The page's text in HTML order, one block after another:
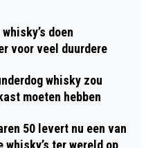
doen
voor veel duurdere
whisky zou
moeten hebben
50 levert nu een van
whisky’s ter wereld op